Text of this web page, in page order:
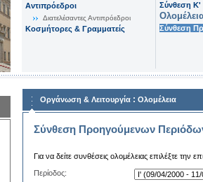
Αντιπρόεδροι
Διατελέσαντες Αντιπρόεδροι
Κοσμήτορες & Γραμματείς
Σύνθεση K'
Σύνθεση
Οργάνωση & Λειτουργία : Ολομέλεια
Σύνθεση Προηγούμενων
Για να δείτε συνθέσεις ολομέλειας επιλέξτε την
Περίοδος: